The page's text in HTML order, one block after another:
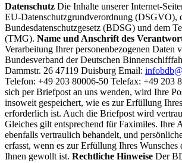
Datenschutz Die Inhalte unserer Internet-
EU-Datenschutzgrundverordnung (DSGVO),
Bundesdatenschutzgesetz (BDSG) und dem
(TMG). Name und Anschrift des
Verarbeitung Ihrer personenbezogenen Daten
Bundesverband der Deutschen
Dammstr. 26 47119 Duisburg Email:
Telefon: +49 203 80006-50 Telefax: +49 203
sich per Briefpost an uns wenden, wird Ihre
insoweit gespeichert, wie es zur Erfüllung
erforderlich ist. Auch die Briefpost wird
Gleiches gilt entsprechend für Faximiles. Ihre
ebenfalls vertraulich behandelt, und
erfasst, wenn es zur Erfüllung Ihres
Ihnen gewollt ist. Rechtliche Hinweise Der